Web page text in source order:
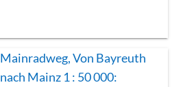
Mainradweg, Von Bayreuth
nach Mainz 1 : 50 000: